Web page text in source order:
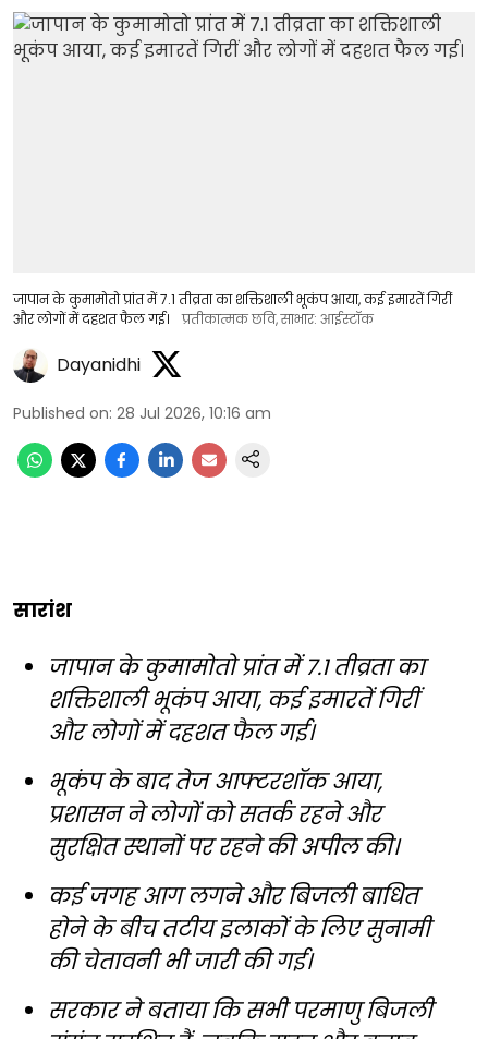
जापान के कुमामोतो प्रांत में 7.1 तीव्रता का शक्तिशाली भूकंप आया, कई इमारतें गिरीं
और लोगों में दहशत फैल गई।
प्रतीकात्मक छवि, साभार: आईस्टॉक
Dayanidhi
Published on: 28 Jul 2026, 10:16 am
सारांश
जापान के कुमामोतो प्रांत में 7.1 तीव्रता का
शक्तिशाली भूकंप आया, कई इमारतें गिरीं
और लोगों में दहशत फैल गई।
भूकंप के बाद तेज आफ्टरशॉक आया,
प्रशासन ने लोगों को सतर्क रहने और
सुरक्षित स्थानों पर रहने की अपील की।
कई जगह आग लगने और बिजली बाधित
होने के बीच तटीय इलाकों के लिए सुनामी
की चेतावनी भी जारी की गई।
सरकार ने बताया कि सभी परमाणु बिजली